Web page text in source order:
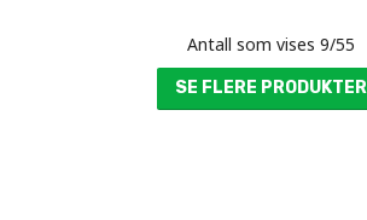
Antall som vises 9/55
SE FLERE PRODUKTER